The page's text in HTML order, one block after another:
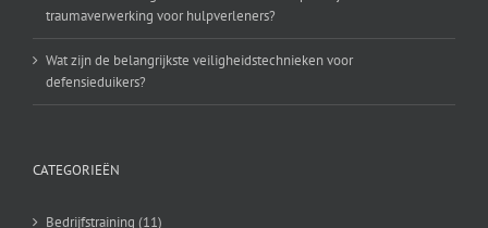
traumaverwerking voor hulpverleners?
Wat zijn de belangrijkste veiligheidstechnieken voor
defensieduikers?
CATEGORIEËN
Bedrijfstraining (11)